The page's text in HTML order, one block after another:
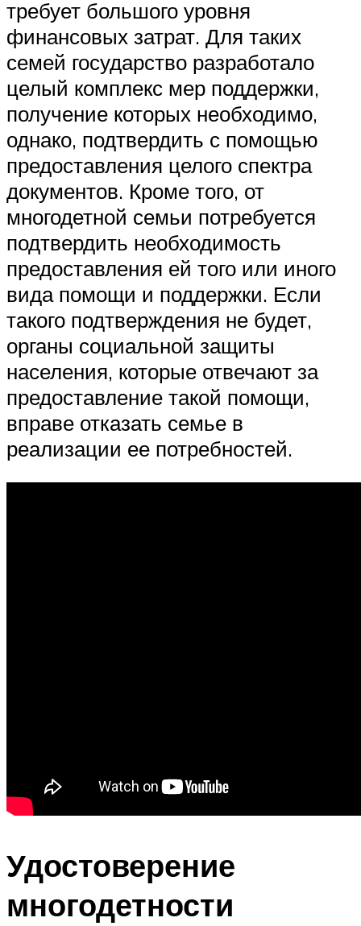
требует большого уровня
финансовых затрат. Для таких
семей государство разработало
целый комплекс мер поддержки,
получение которых необходимо,
однако, подтвердить с помощью
предоставления целого спектра
документов. Кроме того, от
многодетной семьи потребуется
подтвердить необходимость
предоставления ей того или иного
вида помощи и поддержки. Если
такого подтверждения не будет,
органы социальной защиты
населения, которые отвечают за
предоставление такой помощи,
вправе отказать семье в
реализации ее потребностей.
Удостоверение
многодетности